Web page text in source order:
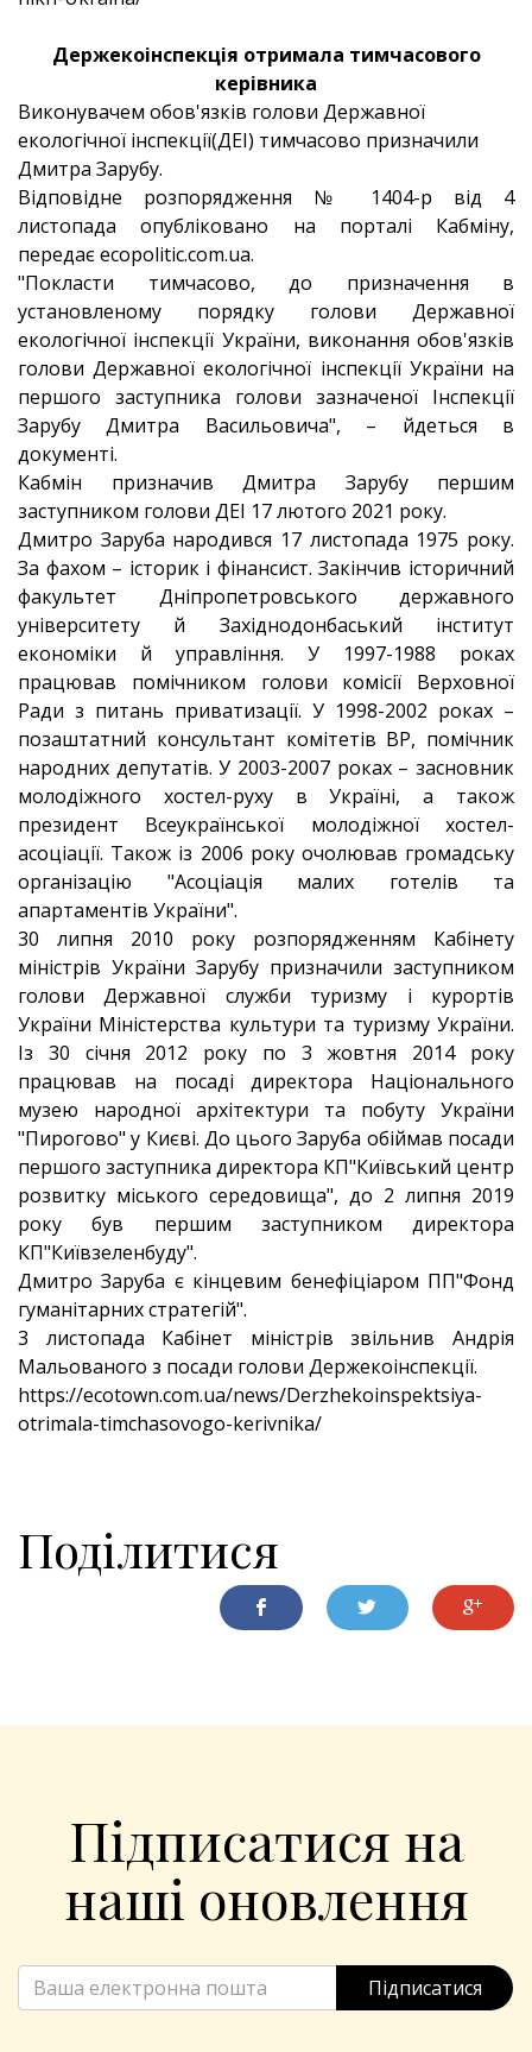
Держекоінспекція отримала тимчасового
керівника
Виконувачем обов'язків голови Державної
екологічної інспекції(ДЕІ) тимчасово призначили
Дмитра Зарубу.
Відповідне розпорядження № 1404-р від 4
листопада опубліковано на порталі Кабміну,
передає ecopolitic.com.ua.
"Покласти тимчасово, до призначення в
установленому порядку голови Державної
екологічної інспекції України, виконання обов'язків
голови Державної екологічної інспекції України на
першого заступника голови зазначеної Інспекції
Зарубу Дмитра Васильовича", – йдеться в
документі.
Кабмін призначив Дмитра Зарубу першим
заступником голови ДЕІ 17 лютого 2021 року.
Дмитро Заруба народився 17 листопада 1975 року.
За фахом – історик і фінансист. Закінчив історичний
факультет Дніпропетровського державного
університету й Західнодонбаський інститут
економіки й управління. У 1997-1988 роках
працював помічником голови комісії Верховної
Ради з питань приватизації. У 1998-2002 роках –
позаштатний консультант комітетів ВР, помічник
народних депутатів. У 2003-2007 роках – засновник
молодіжного хостел-руху в Україні, а також
президент Всеукраїнської молодіжної хостел-
асоціації. Також із 2006 року очолював громадську
організацію "Асоціація малих готелів та
апартаментів України".
30 липня 2010 року розпорядженням Кабінету
міністрів України Зарубу призначили заступником
голови Державної служби туризму і курортів
України Міністерства культури та туризму України.
Із 30 січня 2012 року по 3 жовтня 2014 року
працював на посаді директора Національного
музею народної архітектури та побуту України
"Пирогово" у Києві. До цього Заруба обіймав посади
першого заступника директора КП"Київський центр
розвитку міського середовища", до 2 липня 2019
року був першим заступником директора
КП"Київзеленбуду".
Дмитро Заруба є кінцевим бенефіціаром ПП"Фонд
гуманітарних стратегій".
3 листопада Кабінет міністрів звільнив Андрія
Мальованого з посади голови Держекоінспекції.
https://ecotown.com.ua/news/Derzhekoinspektsiya-
otrimala-timchasovogo-kerivnika/
Поділитися
Підписатися на
наші оновлення
Підписатися